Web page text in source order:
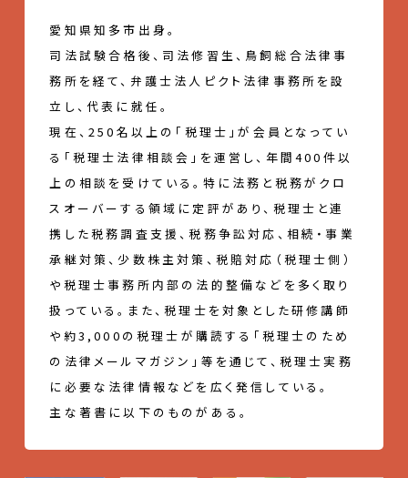
愛知県知多市出身。
司法試験合格後、司法修習生、鳥飼総合法律事
務所を経て、弁護士法人ピクト法律事務所を設
立し、代表に就任。
現在、250名以上の「税理士」が会員となってい
る「税理士法律相談会」を運営し、年間400件以
上の相談を受けている。特に法務と税務がクロ
スオーバーする領域に定評があり、税理士と連
携した税務調査支援、税務争訟対応、相続・事業
承継対策、少数株主対策、税賠対応（税理士側）
や税理士事務所内部の法的整備などを多く取り
扱っている。また、税理士を対象とした研修講師
や約3,000の税理士が購読する「税理士のため
の法律メールマガジン」等を通じて、税理士実務
に必要な法律情報などを広く発信している。
主な著書に以下のものがある。